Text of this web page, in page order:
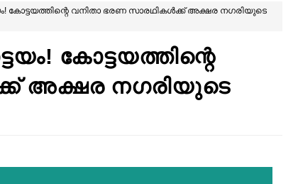
കോട്ടയത്തിന്റെ വനിതാ ഭരണ സാരഥികൾക്ക് അക്ഷര നഗരിയുടെ
കോട്ടയത്തിന്റെ
അക്ഷര നഗരിയുടെ